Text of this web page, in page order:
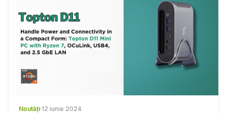
Noutăți·12 iunie 2024